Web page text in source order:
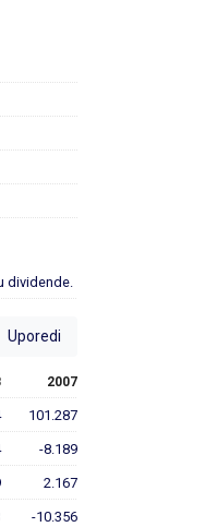
dividende.
2007
101.287
-8.189
2.167
-10.356